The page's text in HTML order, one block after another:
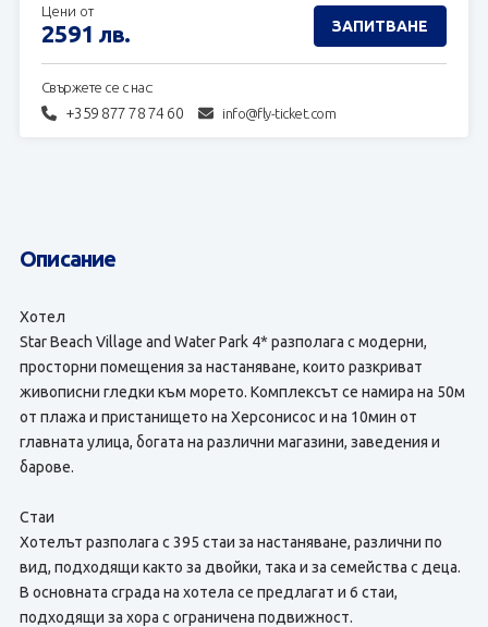
Свържете се с нас:
+359 877 78 74 60 info@fly-ticket.com
Цени от
2591 лв. ЗАПИТВАНЕ
Описание
Хотел
Star Beach Village and Water Park 4* разполага с модерни,
просторни помещения за настаняване, които разкриват
живописни гледки към морето. Комплексът се намира на 50м
от плажа и пристанището на Херсонисос и на 10мин от
главната улица, богата на различни магазини, заведения и
барове.
Стаи
Хотелът разполага с 395 стаи за настаняване, различни по
вид, подходящи както за двойки, така и за семейства с деца.
В основната сграда на хотела се предлагат и 6 стаи,
подходящи за хора с ограничена подвижност.